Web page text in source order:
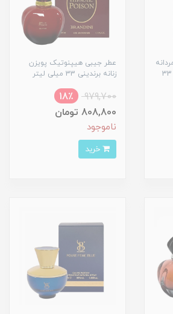
برندینی Tobacolor حجم 33
عطر جیبی هیپنوتیک پویزن
زنانه برندینی 33 میلی لیتر
979,700
18٪
808,800 تومان
ناموجود